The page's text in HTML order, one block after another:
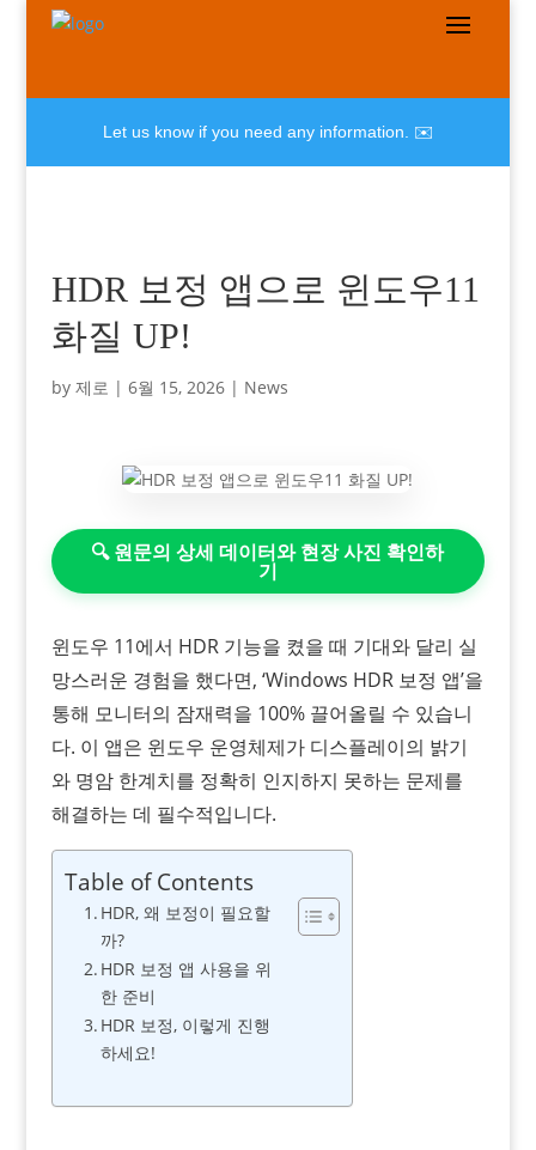
Let us know if you need any information. ✉️
HDR 보정 앱으로 윈도우11
화질 UP!
by 제로 | 6월 15, 2026| News
🔍 원문의 상세 데이터와 현장 사진 확인하
기
윈도우 11에서 HDR 기능을 켰을 때 기대와 달리 실
망스러운 경험을 했다면, ‘Windows HDR 보정 앱’을
통해 모니터의 잠재력을 100% 끌어올릴 수 있습니
다. 이 앱은 윈도우 운영체제가 디스플레이의 밝기
와 명암 한계치를 정확히 인지하지 못하는 문제를
해결하는 데 필수적입니다.
Table of Contents
HDR, 왜 보정이 필요할
까?
HDR 보정 앱 사용을 위
한 준비
HDR 보정, 이렇게 진행
하세요!